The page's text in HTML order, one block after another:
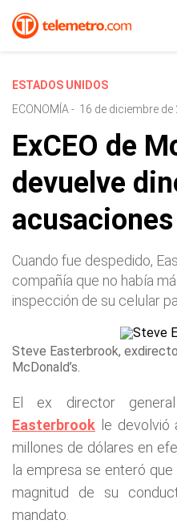
ESTADOS UNIDOS
ECONOMÍA - 16 de diciembre de
ExCEO de
devuelve
acusaciones
Cuando fue despedido,
compañía que no había
inspección de su celular
Steve Easterbrook,
McDonald’s .
El ex director
Easterbrook le devolvió
millones de dólares en
la empresa se enteró
magnitud de su
mandato.